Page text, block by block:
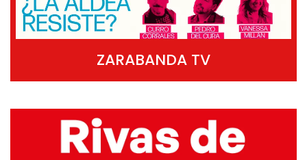
ZARABANDA TV